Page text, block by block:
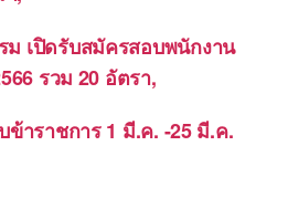
ม เปิดรับสมัครสอบพนักงาน
รวม 20 อัตรา,
ข้าราชการ 1 มี.ค. -25 มี.ค.